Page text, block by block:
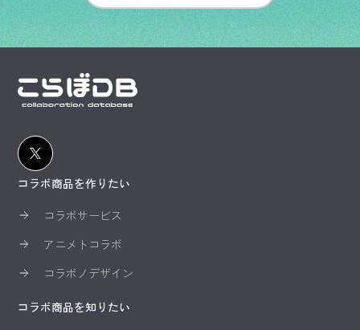
コラボ商品を作りたい
コラボサービス
アニメトコラボ
コラボノデザイン
コラボ商品を知りたい